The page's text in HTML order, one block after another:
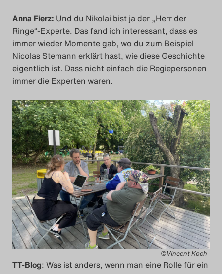
Anna Fierz: Und du Nikolai bist ja der „Herr der
Ringe“-Experte. Das fand ich interessant, dass es
immer wieder Momente gab, wo du zum Beispiel
Nicolas Stemann erklärt hast, wie diese Geschichte
eigentlich ist. Dass nicht einfach die Regiepersonen
immer die Experten waren.
©Vincent Koch
TT-Blog: Was ist anders, wenn man eine Rolle für ein